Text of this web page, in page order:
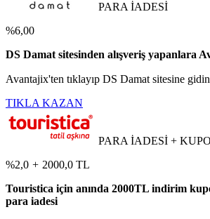
PARA İADESİ
%6,00
DS Damat sitesinden alışveriş yapanlara
Avantajix'ten tıklayıp DS Damat sitesine
TIKLA KAZAN
PARA İADESİ +
%2,0 + 2000,0 TL
Touristica için anında 2000TL indirim
para iadesi